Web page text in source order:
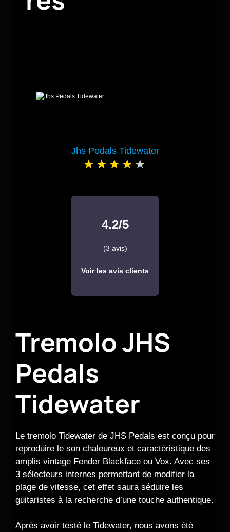
Jhs Pedals Tidewater
4.2/5
(3 avis)
Voir les avis clients
Tremolo JHS
Pedals
Tidewater
Le tremolo Tidewater de JHS Pedals est conçu pour
reproduire le son chaleureux et caractéristique des
amplis vintage Fender Blackface ou Vox. Avec ses
3 sélecteurs internes permettant de modifier la
plage de vitesse, cet effet saura séduire les
guitaristes à la recherche d’une touche authentique.
Après avoir testé le Tidewater, nous avons été